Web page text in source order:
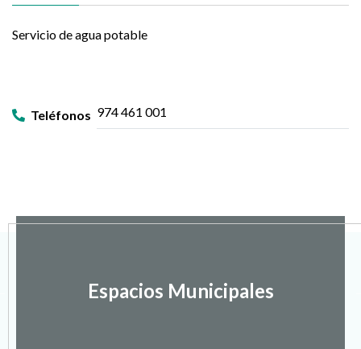
Servicio de agua potable
Teléfonos 974 461 001
Espacios Municipales